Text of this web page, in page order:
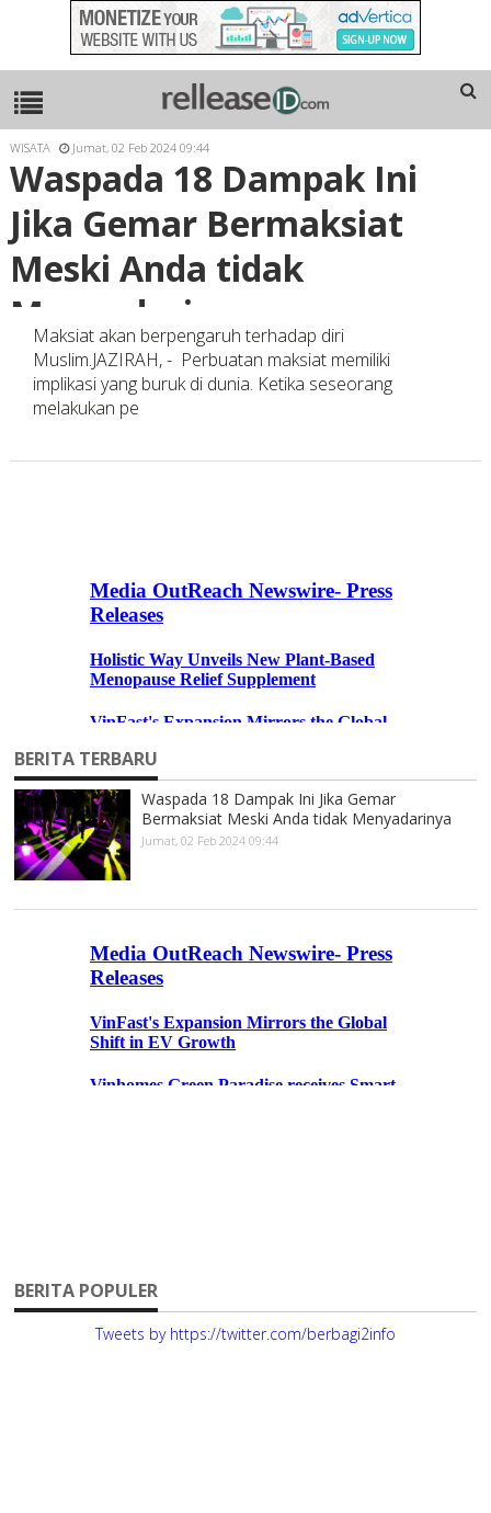
WISATA Jumat, 02 Feb 2024 09:44
Waspada 18 Dampak Ini
Jika Gemar Bermaksiat
Meski Anda tidak
Menyadarinya
Maksiat akan berpengaruh terhadap diri
Muslim.JAZIRAH, - Perbuatan maksiat memiliki
implikasi yang buruk di dunia. Ketika seseorang
melakukan pe
BERITA TERBARU
Waspada 18 Dampak Ini Jika Gemar
Bermaksiat Meski Anda tidak Menyadarinya
Jumat, 02 Feb 2024 09:44
BERITA POPULER
Tweets by https://twitter.com/berbagi2info